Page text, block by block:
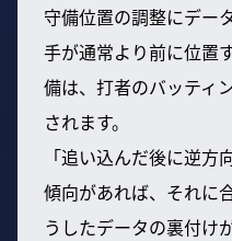
守備位置の調整にデー
手が通常より前に位置
備は、打者のバッティ
されます。
「追い込んだ後に逆
傾向があれば、それに
うしたデータの裏付け